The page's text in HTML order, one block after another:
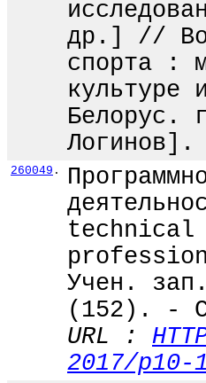
др.] //
спорта :
культуре
Белорус.
260049 .
Учен.
(152). -
URL :
2017/p10-